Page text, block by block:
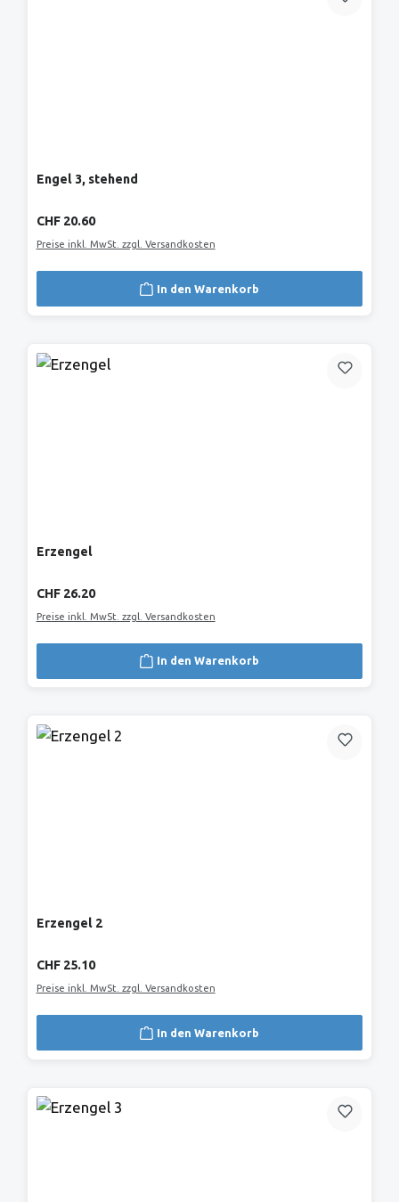
Engel 3, stehend
Regulärer Preis:
CHF 20.60
Preise inkl. MwSt. zzgl. Versandkosten
In den Warenkorb
Erzengel
Regulärer Preis:
CHF 26.20
Preise inkl. MwSt. zzgl. Versandkosten
In den Warenkorb
Erzengel 2
Regulärer Preis:
CHF 25.10
Preise inkl. MwSt. zzgl. Versandkosten
In den Warenkorb